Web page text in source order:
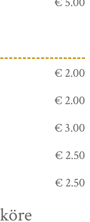
€ 2.00
€ 2.00
€ 3.00
€ 2.50
€ 2.50